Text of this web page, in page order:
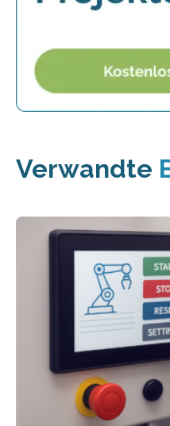
Verwandte